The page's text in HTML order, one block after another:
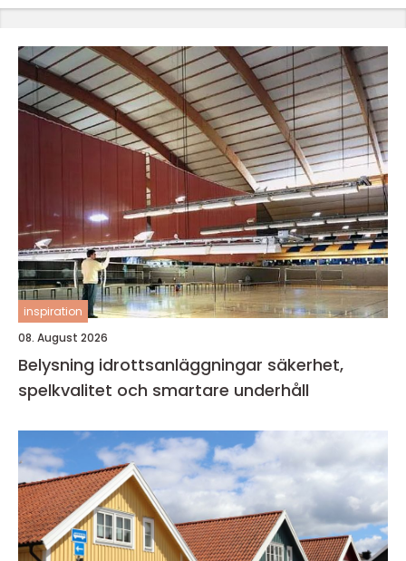
inspiration
08. August 2026
Belysning idrottsanläggningar säkerhet,
spelkvalitet och smartare underhåll